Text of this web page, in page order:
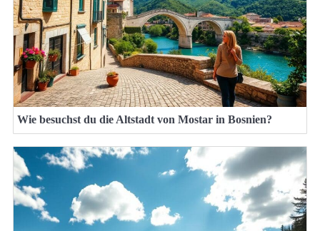
Wie besuchst du die Altstadt von Mostar in Bosnien?